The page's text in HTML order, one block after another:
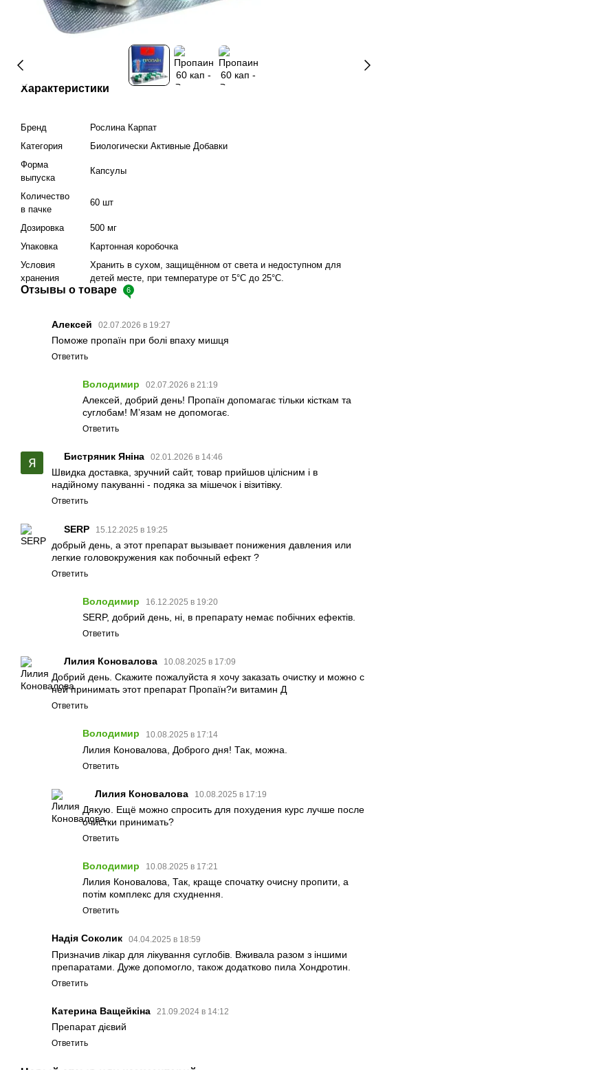
Характеристики
Бренд
Рослина Карпат
Категория
Биологически Активные Добавки
Форма
выпуска
Капсулы
Количество
в пачке
60 шт
Дозировка
500 мг
Упаковка
Картонная коробочка
Условия
хранения
Хранить в сухом, защищённом от света и недоступном для
детей месте, при температуре от 5°С до 25°С.
Отзывы о товаре 6
Алексей 02.07.2026 в 19:27
Поможе пропаїн при болі впаху мишця
Ответить
Володимир 02.07.2026 в 21:19
Алексей, добрий день! Пропаїн допомагає тільки кісткам та
суглобам! Мʼязам не допомогає.
Ответить
Бистряник Яніна 02.01.2026 в 14:46
Швидка доставка, зручний сайт, товар прийшов цілісним і в
надійному пакуванні - подяка за мішечок і візитівку.
Ответить
SERP 15.12.2025 в 19:25
добрый день, а этот препарат вызывает понижения давления или
легкие головокружения как побочный ефект ?
Ответить
Володимир 16.12.2025 в 19:20
SERP, добрий день, ні, в препарату немає побічних ефектів.
Ответить
Лилия Коновалова 10.08.2025 в 17:09
Добрий день. Скажите пожалуйста я хочу заказать очистку и можно с
ней принимать этот препарат Пропаїн?и витамин Д
Ответить
Володимир 10.08.2025 в 17:14
Лилия Коновалова, Доброго дня! Так, можна.
Ответить
Лилия Коновалова 10.08.2025 в 17:19
Дякую. Ещё можно спросить для похудения курс лучше после
очистки принимать?
Ответить
Володимир 10.08.2025 в 17:21
Лилия Коновалова, Так, краще спочатку очисну пропити, а
потім комплекс для схуднення.
Ответить
Надія Соколик 04.04.2025 в 18:59
Призначив лікар для лікування суглобів. Вживала разом з іншими
препаратами. Дуже допомогло, також додатково пила Хондротин.
Ответить
Катерина Ващейкіна 21.09.2024 в 14:12
Препарат дієвий
Ответить